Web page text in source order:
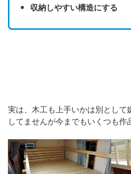
収納しやすい構造にする
実は、木工も上手いかは別として
してませんが今までもいくつも作